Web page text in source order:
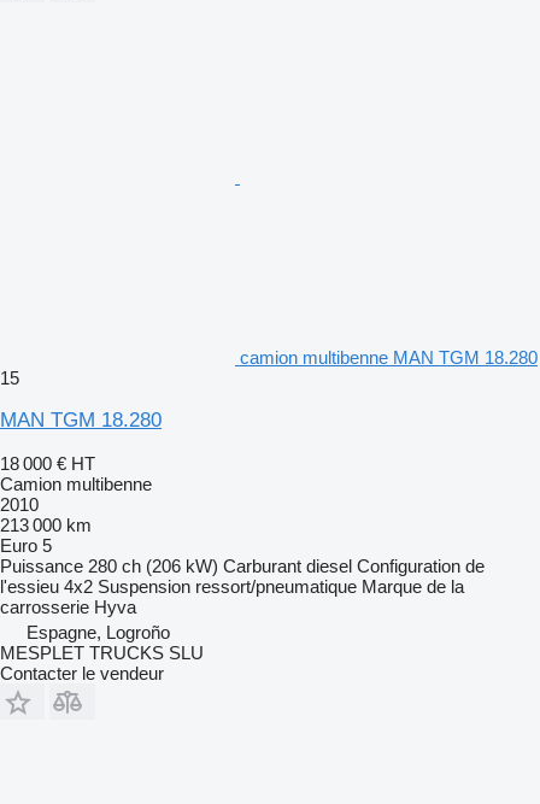
camion multibenne MAN TGM 18.280
15
MAN TGM 18.280
18 000 € HT
Camion multibenne
2010
213 000 km
Euro 5
Puissance 280 ch (206 kW) Carburant diesel Configuration de
l'essieu 4x2 Suspension ressort/pneumatique Marque de la
carrosserie Hyva
Espagne, Logroño
MESPLET TRUCKS SLU
Contacter le vendeur